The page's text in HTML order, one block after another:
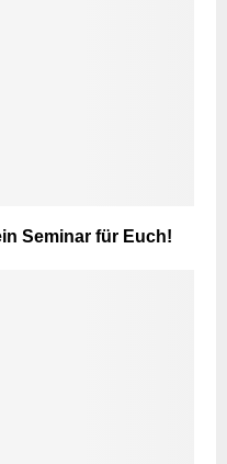
Seminar für Euch!